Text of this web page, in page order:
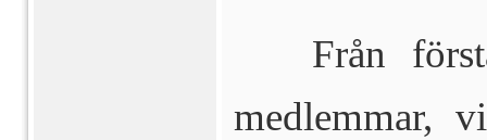
 Från
medlemmar,